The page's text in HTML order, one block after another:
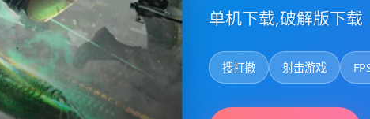
单机下载,破解版下载
搜打撤 射击游戏